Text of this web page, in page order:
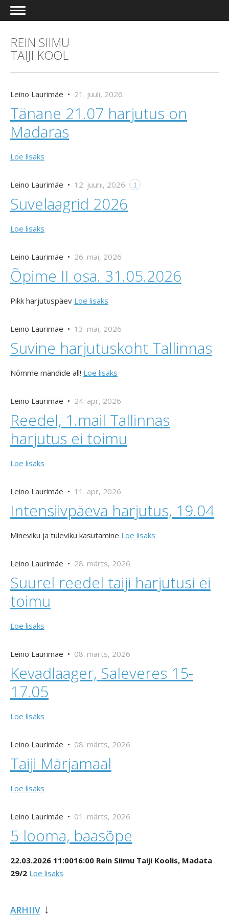
REIN SIIMU
TAIJI KOOL
Leino Laurimäe • 21. juuli, 2026
Tänane 21.07 harjutus on
Madaras
Loe lisaks
Leino Laurimäe • 12. juuni, 2026 1
Suvelaagrid 2026
Loe lisaks
Leino Laurimäe • 26. mai, 2026
Õpime II osa. 31.05.2026
Pikk harjutuspäev Loe lisaks
Leino Laurimäe • 13. mai, 2026
Suvine harjutuskoht Tallinnas
Nõmme mändide all! Loe lisaks
Leino Laurimäe • 24. apr, 2026
Reedel, 1.mail Tallinnas
harjutus ei toimu
Loe lisaks
Leino Laurimäe • 11. apr, 2026
Intensiivpäeva harjutus, 19.04
Mineviku ja tuleviku kasutamine Loe lisaks
Leino Laurimäe • 28. märts, 2026
Suurel reedel taiji harjutusi ei
toimu
Loe lisaks
Leino Laurimäe • 08. märts, 2026
Kevadlaager, Saleveres 15-
17.05
Loe lisaks
Leino Laurimäe • 08. märts, 2026
Taiji Märjamaal
Loe lisaks
Leino Laurimäe • 01. märts, 2026
5 looma, baasõpe
22.03.2026 11:0016:00 Rein Siimu Taiji Koolis, Madata
29/2 Loe lisaks
ARHIIV